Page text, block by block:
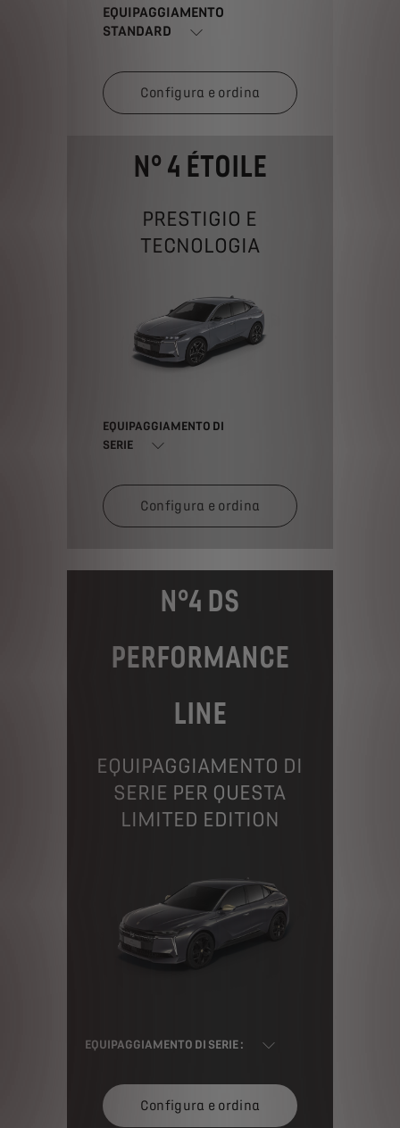
EQUIPAGGIAMENTO
STANDARD
Configura e ordina
N° 4 ÉTOILE
PRESTIGIO E
TECNOLOGIA
EQUIPAGGIAMENTO DI
SERIE
Configura e ordina
N°4 DS
PERFORMANCE
LINE
EQUIPAGGIAMENTO DI
SERIE PER QUESTA
LIMITED EDITION
EQUIPAGGIAMENTO DI SERIE :
Configura e ordina